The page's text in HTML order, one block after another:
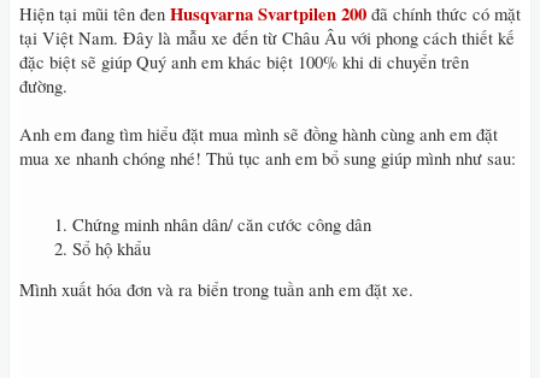
Hiện tại mũi tên đen Husqvarna Svartpilen 200 đã chính thức có mặt
tại Việt Nam. Đây là mẫu xe đến từ Châu Âu với phong cách thiết kế
đặc biệt sẽ giúp Quý anh em khác biệt 100% khi di chuyển trên
đường.
Anh em đang tìm hiểu đặt mua mình sẽ đồng hành cùng anh em đặt
mua xe nhanh chóng nhé! Thủ tục anh em bổ sung giúp mình như sau:
Chứng minh nhân dân/ căn cước công dân
Sổ hộ khẩu
Mình xuất hóa đơn và ra biển trong tuần anh em đặt xe.